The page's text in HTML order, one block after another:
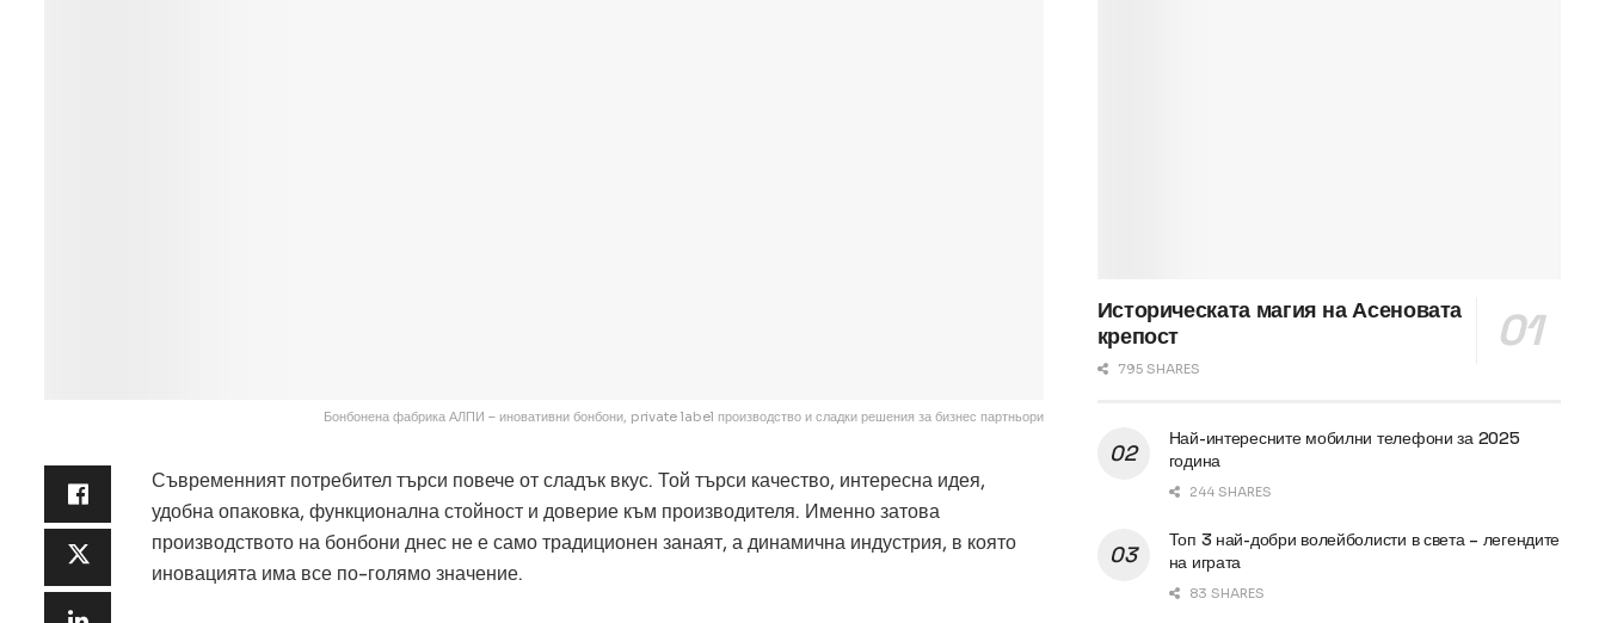
Бонбонена фабрика АЛПИ – иновативни бонбони, private label производство и сладки решения за бизнес партньори
Съвременният потребител търси повече от сладък вкус. Той търси качество, интересна идея,
удобна опаковка, функционална стойност и доверие към производителя. Именно затова
производството на бонбони днес не е само традиционен занаят, а динамична индустрия, в която
иновацията има все по-голямо значение.
Историческата магия на Асеновата
крепост
795 SHARES
Най-интересните мобилни телефони за 2025
година
244 SHARES
Топ 3 най-добри волейболисти в света – легендите
на играта
83 SHARES